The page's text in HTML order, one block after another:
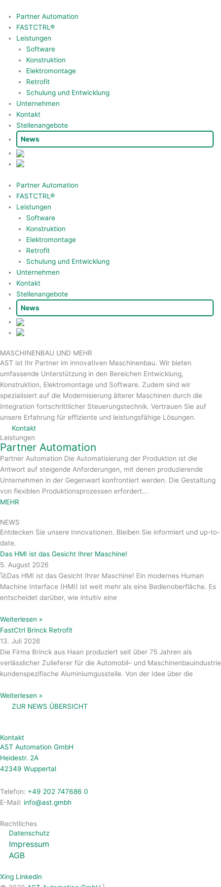
Inhalt
springen
Partner Automation
FASTCTRL®
Leistungen
Software
Konstruktion
Elektromontage
Retrofit
Schulung und Entwicklung
Unternehmen
Kontakt
Stellenangebote
News
Partner Automation
FASTCTRL®
Leistungen
Software
Konstruktion
Elektromontage
Retrofit
Schulung und Entwicklung
Unternehmen
Kontakt
Stellenangebote
News
MASCHINENBAU UND MEHR
AST ist Ihr Partner im innovativen Maschinenbau. Wir bieten
umfassende Unterstützung in den Bereichen Entwicklung,
Konstruktion, Elektromontage und Software. Zudem sind wir
spezialisiert auf die Modernisierung älterer Maschinen durch die
Integration fortschrittlicher Steuerungstechnik. Vertrauen Sie auf
unsere Erfahrung für effiziente und leistungsfähige Lösungen.
Kontakt
Leistungen
Partner Automation
Partner Automation Die Automatisierung der Produktion ist die
Antwort auf steigende Anforderungen, mit denen produzierende
Unternehmen in der Gegenwart konfrontiert werden. Die Gestaltung
von flexiblen Produktionsprozessen erfordert...
MEHR
NEWS
Entdecken Sie unsere Innovationen. Bleiben Sie informiert und up-to-
date.
Das HMI ist das Gesicht Ihrer Maschine!
5. August 2026
🚀Das HMI ist das Gesicht Ihrer Maschine! Ein modernes Human
Machine Interface (HMI) ist weit mehr als eine Bedienoberfläche. Es
entscheidet darüber, wie intuitiv eine
Weiterlesen »
FastCtrl Brinck Retrofit
13. Juli 2026
Die Firma Brinck aus Haan produziert seit über 75 Jahren als
verlässlicher Zulieferer für die Automobil– und Maschinenbauindustrie
kundenspezifische Aluminiumgussteile. Von der Idee über die
Weiterlesen »
ZUR NEWS ÜBERSICHT
Kontakt
AST Automation GmbH
Heidestr. 2A
42349 Wuppertal
Telefon: +49 202 747686 0
E-Mail: info@ast.gmbh
Rechtliches
Datenschutz
Impressum
AGB
Xing Linkedin